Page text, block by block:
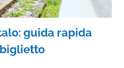
guida rapida